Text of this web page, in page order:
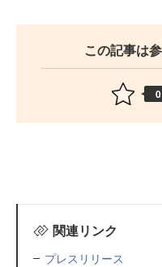
この記事は
0
関連リンク
プレスリリース